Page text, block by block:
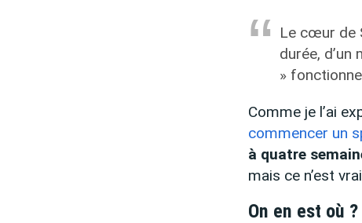
Le cœur de
durée,
»
Comme je l’ai
commencer un
à quatre
mais ce n’est
On en est où ?